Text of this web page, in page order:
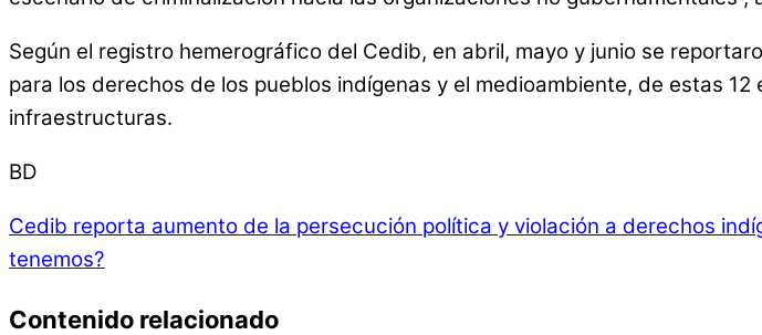
Según el registro hemerográfico del Cedib, en abril, mayo y junio se
para los derechos de los pueblos indígenas y el medioambiente, de estas
infraestructuras.
BD
Cedib reporta aumento de la persecución política y violación a derechos
tenemos?
Contenido relacionado